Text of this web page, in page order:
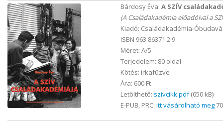
Bárdosy Éva: A SZÍV
(A Családakadémia előadóival a
Kiadó: Családakadémia-
ISBN 963 86371 2 9
Méret: A/5
Terjedelem: 80 oldal
Kötés: irkafűzve
Ára: 600 Ft
Letölthető: szivcikk.pdf(650 kB)
E-PUB, PRC: itt vásárolható meg